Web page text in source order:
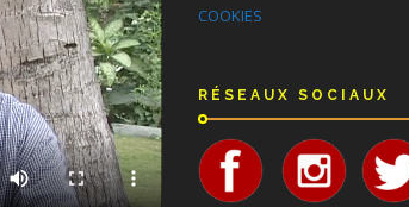
COOKIES
RÉSEAUX SOCIAUX